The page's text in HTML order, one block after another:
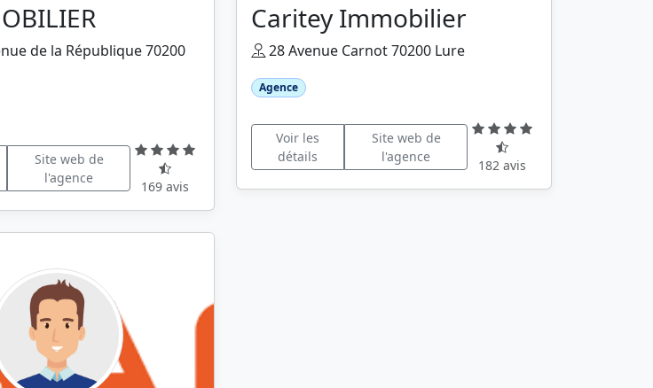
de la République 70200
Site web de
l'agence
169 avis
Caritey Immobilier
28 Avenue Carnot 70200 Lure
Agence
Voir les
détails
Site web de
l'agence
182 avis